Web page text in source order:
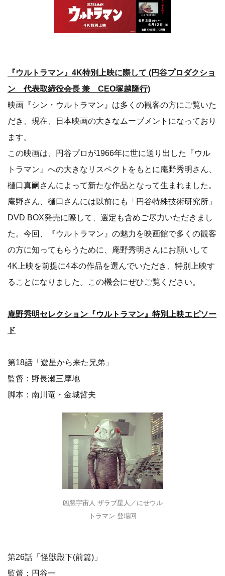
『ウルトラマン』4K特別上映に際して (円谷プロダクショ
ン 代表取締役会長 兼 CEO塚越隆行)
映画『シン・ウルトラマン』は多くの観客の方にご覧いた
だき、現在、日本映画の大きなムーブメントになっており
ます。
この映画は、円谷プロが1966年に世に送り出した『ウル
トラマン』への大きなリスペクトをもとに庵野秀明さん、
樋口真嗣さんによって新たな作品となって生まれました。
庵野さん、樋口さんには以前にも「円谷特殊技術研究所」
DVD BOX発売に際して、選定も含めご尽力いただきまし
た。今回、『ウルトラマン』の魅力を映画館で多くの観客
の方に知ってもらうために、庵野秀明さんにお願いして
4K上映を前提に4本の作品を選んでいただき、特別上映す
ることになりました。この機会にぜひご覧ください。
庵野秀明セレクション『ウルトラマン』特別上映エピソー
ド
第18話「遊星から来た兄弟」
監督：野長瀬三摩地
脚本：南川竜・金城哲夫
凶悪宇宙人 ザラブ星人／にせウル
トラマン 登場回
第26話「怪獣殿下(前篇)」
監督：円谷一